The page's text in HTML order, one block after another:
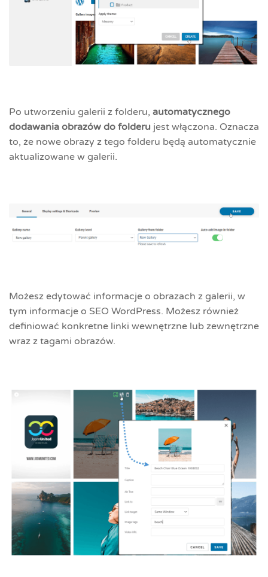
Po utworzeniu galerii z folderu, automatycznego
dodawania obrazów do folderu jest włączona. Oznacza
to, że nowe obrazy z tego folderu będą automatycznie
aktualizowane w galerii.
Możesz edytować informacje o obrazach z galerii, w
tym informacje o SEO WordPress. Możesz również
definiować konkretne linki wewnętrzne lub zewnętrzne
wraz z tagami obrazów.